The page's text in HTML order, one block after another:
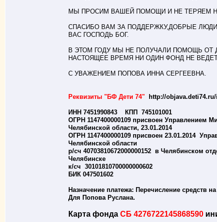
МЫ ПРОСИМ ВАШЕЙ ПОМОЩИ И НЕ ТЕРЯЕМ
СПАСИБО ВАМ ЗА ПОДДЕРЖКУ,ДОБРЫЕ
ВАС ГОСПОДЬ БОГ.
В ЭТОМ ГОДУ МЫ НЕ ПОЛУЧАЛИ ПОМОЩЬ ОТ
НАСТОЯЩЕЕ ВРЕМЯ НИ ОДИН ФОНД НЕ
С УВАЖЕНИЕМ ПОПОВА ИННА СЕРГЕЕВНА.
Реквизиты "БФ Дети 74"http://objava.deti74.ru/
ИНН 7451990843 КПП 745101001
ОГРН 1147400000109 присвоен Управлением
Челябинской области, 23.01.2014
ОГРН 1147400000109 присвоен 23.01.2014
Челябинской области
р/сч 40703810672000000152 в Челябинском
Челябинске
к/сч 30101810700000000602
БИК 047501602
Назначение платежа: Перечисление средств
Для Попова Руслана.
Карта фонда СБ 4276722145868590